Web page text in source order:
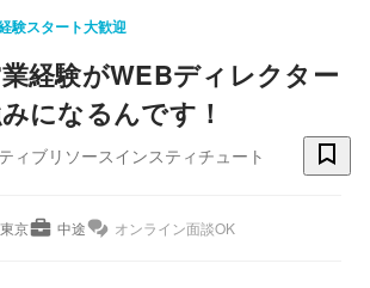
験スタート大歓迎
経験がWEBディレクター
になるんです！
ィブリソースインスティチュート
東京 中途 オンライン面談OK